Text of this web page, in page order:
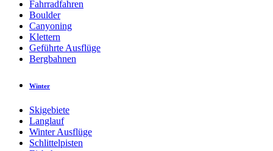
Fahrradfahren
Boulder
Canyoning
Klettern
Geführte Ausflüge
Bergbahnen
Winter
Skigebiete
Langlauf
Winter Ausflüge
Schlittelpisten